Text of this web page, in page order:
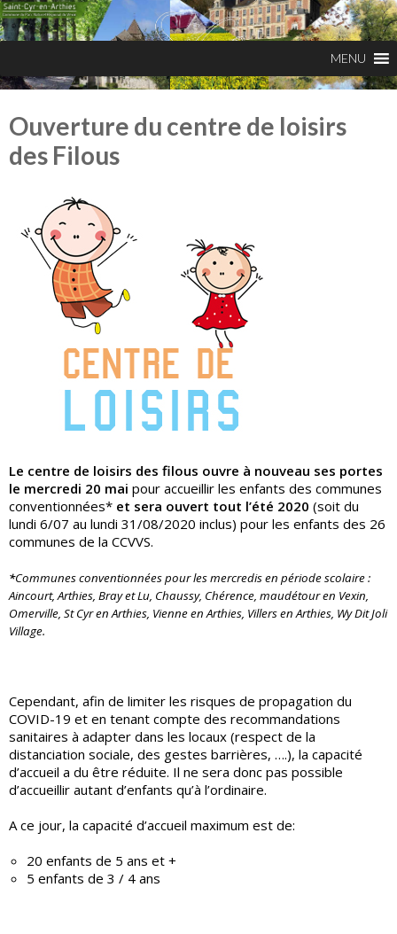
Ouverture du centre de loisirs
des Filous
Le centre de loisirs des filous ouvre à nouveau ses portes
le mercredi 20 mai pour accueillir les enfants des communes
conventionnées* et sera ouvert tout l’été 2020 (soit du
lundi 6/07 au lundi 31/08/2020 inclus) pour les enfants des 26
communes de la CCVVS.
*Communes conventionnées pour les mercredis en période scolaire :
Aincourt, Arthies, Bray et Lu, Chaussy, Chérence, maudétour en Vexin,
Omerville, St Cyr en Arthies, Vienne en Arthies, Villers en Arthies, Wy Dit Joli
Village.
Cependant, afin de limiter les risques de propagation du
COVID-19 et en tenant compte des recommandations
sanitaires à adapter dans les locaux (respect de la
distanciation sociale, des gestes barrières, ….), la capacité
d’accueil a du être réduite. Il ne sera donc pas possible
d’accueillir autant d’enfants qu’à l’ordinaire.
A ce jour, la capacité d’accueil maximum est de:
20 enfants de 5 ans et +
5 enfants de 3 / 4 ans